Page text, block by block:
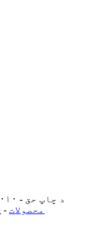
© د چاپ حق - ۲۰۱۰-۲۰۲۶: ټول حقونه خوندي دي.
محصولات -